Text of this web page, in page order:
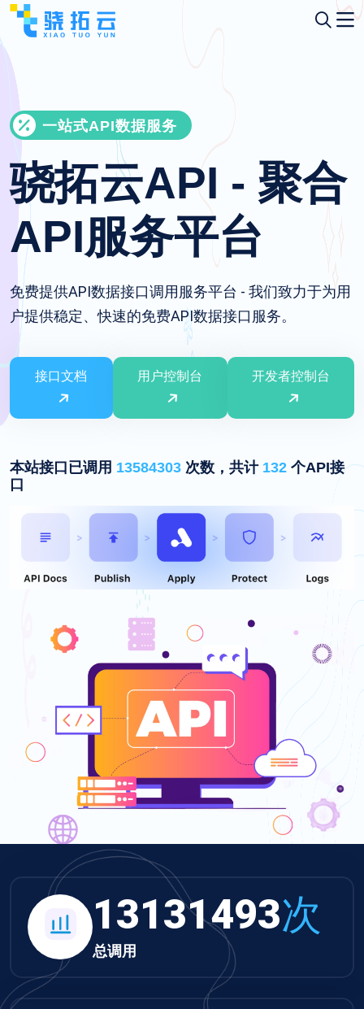
一站式API数据服务
骁拓云API - 聚合
API服务平台
免费提供API数据接口调用服务平台 - 我们致力于为用
户提供稳定、快速的免费API数据接口服务。
接口文档 用户控制台 开发者控制台
本站接口已调用 13584303 次数，共计 132 个API接
口
13584303次
总调用